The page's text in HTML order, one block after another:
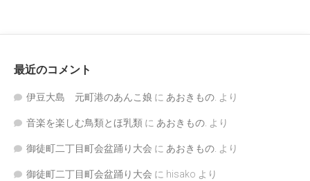
最近のコメント
伊豆大島 元町港のあんこ娘 に あおきもの. より
音楽を楽しむ鳥類とほ乳類 に あおきもの. より
御徒町二丁目町会盆踊り大会 に あおきもの. より
御徒町二丁目町会盆踊り大会 に hisako より